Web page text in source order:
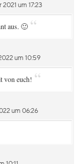
um 17:23
aus. 🙂 “
um 10:59
von euch! “
um 06:26